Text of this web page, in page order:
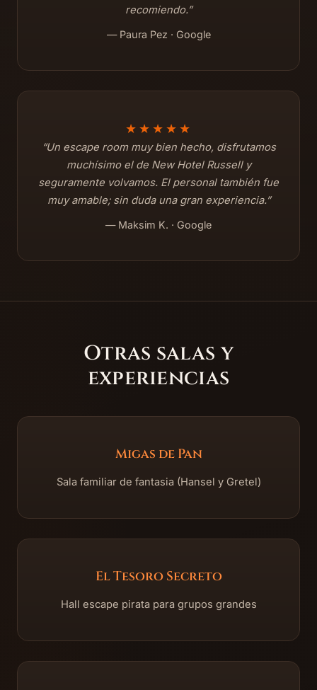
recomiendo.”
— Paura Pez · Google
★★★★★
“Un escape room muy bien hecho, disfrutamos
muchísimo el de New Hotel Russell y
seguramente volvamos. El personal también fue
muy amable; sin duda una gran experiencia.”
— Maksim K. · Google
Otras salas y
experiencias
Migas de Pan
Sala familiar de fantasia (Hansel y Gretel)
El Tesoro Secreto
Hall escape pirata para grupos grandes